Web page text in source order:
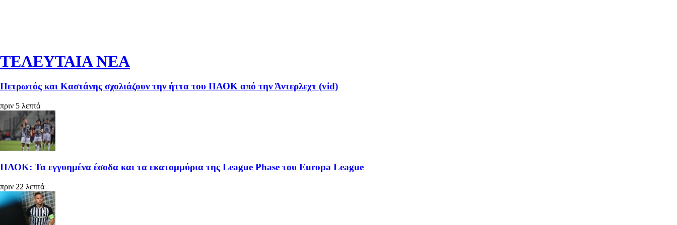
ΤΕΛΕΥΤΑΙΑ ΝΕΑ
Πετρωτός και Καστάνης σχολιάζουν την ήττα του ΠΑΟΚ από την Άντερλεχτ (vid)
πριν 5 λεπτά
ΠΑΟΚ: Τα εγγυημένα έσοδα και τα εκατομμύρια της League Phase του Europa League
πριν 22 λεπτά